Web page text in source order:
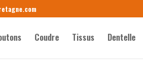
Coudre Tissus Dentelle